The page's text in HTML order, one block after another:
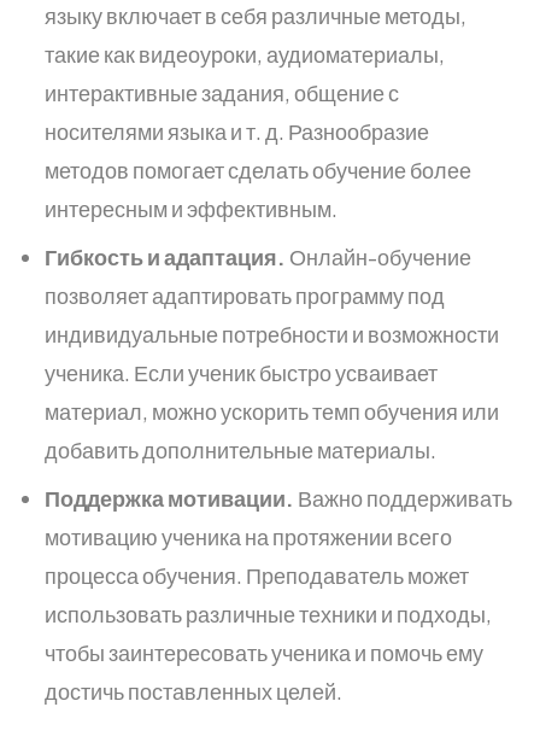
языку включает в себя различные методы,
такие как видеоуроки, аудиоматериалы,
интерактивные задания, общение с
носителями языка и т. д. Разнообразие
методов помогает сделать обучение более
интересным и эффективным.
Гибкость и адаптация. Онлайн-обучение
позволяет адаптировать программу под
индивидуальные потребности и возможности
ученика. Если ученик быстро усваивает
материал, можно ускорить темп обучения или
добавить дополнительные материалы.
Поддержка мотивации. Важно поддерживать
мотивацию ученика на протяжении всего
процесса обучения. Преподаватель может
использовать различные техники и подходы,
чтобы заинтересовать ученика и помочь ему
достичь поставленных целей.